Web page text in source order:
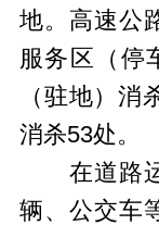
地。高速公
服务区（停
（驻地）消
消杀53处。
在道路运
辆、公交车